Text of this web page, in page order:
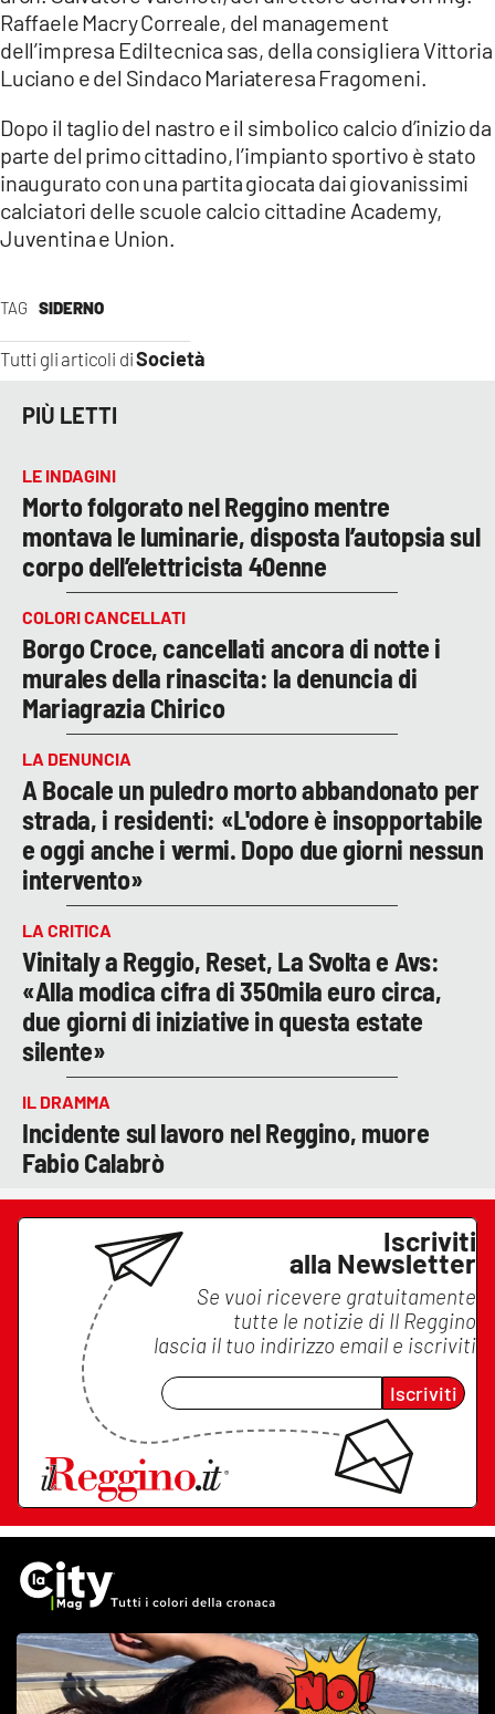
TAG SIDERNO
Tutti gli articoli diSocietà
Raffaele Macry Correale, del management
dell’impresa Ediltecnica sas, della consigliera Vittoria
Luciano e del Sindaco Mariateresa Fragomeni.
Dopo il taglio del nastro e il simbolico calcio d’inizio da
parte del primo cittadino, l’impianto sportivo è stato
inaugurato con una partita giocata dai giovanissimi
calciatori delle scuole calcio cittadine Academy,
Juventina e Union.
PIÙ LETTI
LE INDAGINI
Morto folgorato nel Reggino mentre
montava le luminarie, disposta l’autopsia sul
corpo dell’elettricista 40enne
COLORI CANCELLATI
Borgo Croce, cancellati ancora di notte i
murales della rinascita: la denuncia di
Mariagrazia Chirico
LA DENUNCIA
A Bocale un puledro morto abbandonato per
strada, i residenti: «L'odore è insopportabile
e oggi anche i vermi. Dopo due giorni nessun
intervento»
LA CRITICA
Vinitaly a Reggio, Reset, La Svolta e Avs:
«Alla modica cifra di 350mila euro circa,
due giorni di iniziative in questa estate
silente»
IL DRAMMA
Incidente sul lavoro nel Reggino, muore
Fabio Calabrò
Iscriviti
alla Newsletter
Se vuoi ricevere gratuitamente
tutte le notizie di Il Reggino
lascia il tuo indirizzo email e iscriviti
Iscriviti